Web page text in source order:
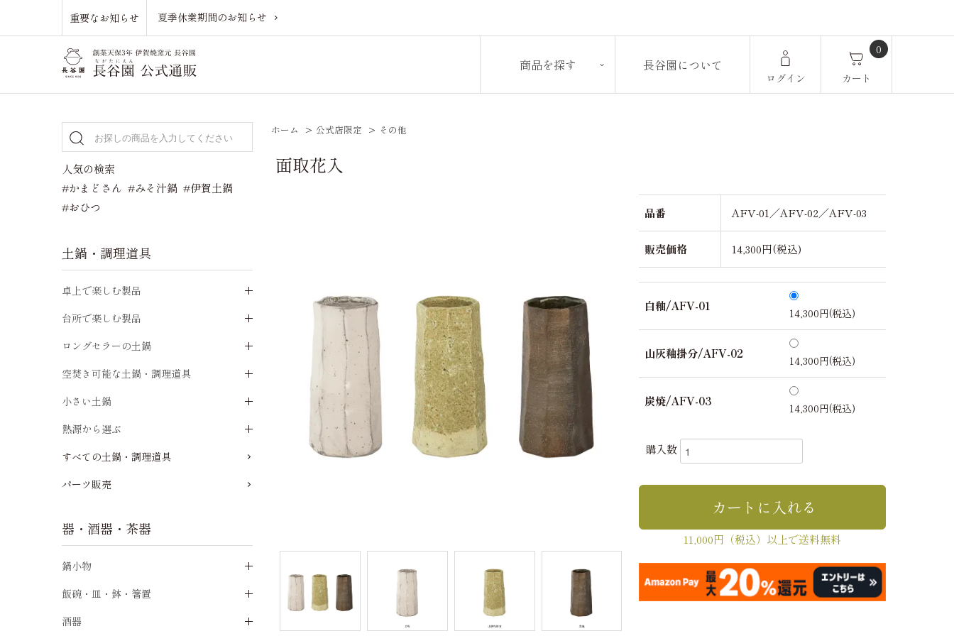
重要なお知らせ 夏季休業期間のお知らせ
商品を探す 長谷園について
ログイン
0
カート
ホーム > 公式店限定 > その他
面取花入
品番 AFV-01／AFV-02／AFV-03
販売価格 14,300円(税込)
白釉/AFV-01 14,300円(税込)
山灰釉掛分/AFV-02 14,300円(税込)
炭焼/AFV-03 14,300円(税込)
購入数
11,000円（税込）以上で送料無料
人気の検索
#かまどさん #みそ汁鍋 #伊賀土鍋
#おひつ
土鍋・調理道具
卓上で楽しむ製品
台所で楽しむ製品
ロングセラーの土鍋
空焚き可能な土鍋・調理道具
小さい土鍋
熱源から選ぶ
すべての土鍋・調理道具
パーツ販売
器・酒器・茶器
鍋小物
飯碗・皿・鉢・箸置
酒器